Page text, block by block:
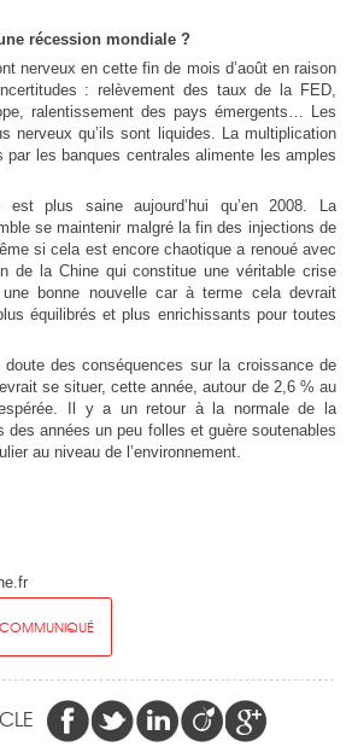
récession mondiale ?
nerveux en cette fin de mois d’août en raison
: relèvement des taux de la FED,
ralentissement des pays émergents… Les
nerveux qu’ils sont liquides. La multiplication
les banques centrales alimente les amples
est plus saine aujourd’hui qu’en 2008. La
se maintenir malgré la fin des injections de
si cela est encore chaotique a renoué avec
de la Chine qui constitue une véritable crise
une bonne nouvelle car à terme cela devrait
équilibrés et plus enrichissants pour toutes
des conséquences sur la croissance de
se situer, cette année, autour de 2,6 % au
Il y a un retour à la normale de la
des années un peu folles et guère soutenables
au niveau de l’environnement.